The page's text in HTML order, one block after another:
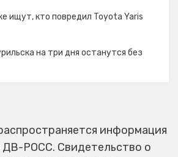
ищут, кто повредил Toyota Yaris
на три дня останутся без
информация
ДВ-РОСС. Свидетельство о